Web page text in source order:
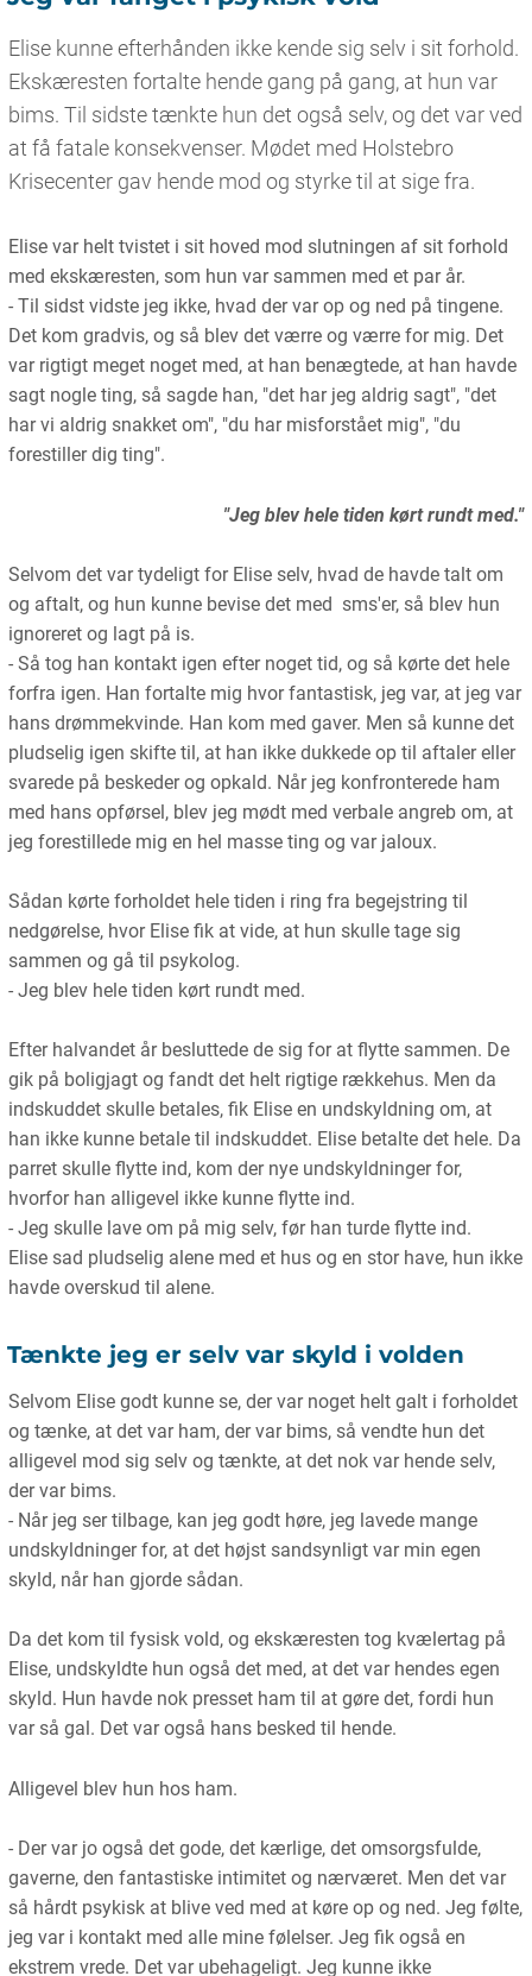
Elise kunne efterhånden ikke kende sig selv i sit forhold.
Ekskæresten fortalte hende gang på gang, at hun var
bims. Til sidste tænkte hun det også selv, og det var ved
at få fatale konsekvenser. Mødet med Holstebro
Krisecenter gav hende mod og styrke til at sige fra.
Elise var helt tvistet i sit hoved mod slutningen af sit forhold
med ekskæresten, som hun var sammen med et par år.
- Til sidst vidste jeg ikke, hvad der var op og ned på tingene.
Det kom gradvis, og så blev det værre og værre for mig. Det
var rigtigt meget noget med, at han benægtede, at han havde
sagt nogle ting, så sagde han, "det har jeg aldrig sagt", "det
har vi aldrig snakket om", "du har misforstået mig", "du
forestiller dig ting".
"Jeg blev hele tiden kørt rundt med."
Selvom det var tydeligt for Elise selv, hvad de havde talt om
og aftalt, og hun kunne bevise det med sms'er, så blev hun
ignoreret og lagt på is.
- Så tog han kontakt igen efter noget tid, og så kørte det hele
forfra igen. Han fortalte mig hvor fantastisk, jeg var, at jeg var
hans drømmekvinde. Han kom med gaver. Men så kunne det
pludselig igen skifte til, at han ikke dukkede op til aftaler eller
svarede på beskeder og opkald. Når jeg konfronterede ham
med hans opførsel, blev jeg mødt med verbale angreb om, at
jeg forestillede mig en hel masse ting og var jaloux.
Sådan kørte forholdet hele tiden i ring fra begejstring til
nedgørelse, hvor Elise fik at vide, at hun skulle tage sig
sammen og gå til psykolog.
- Jeg blev hele tiden kørt rundt med.
Efter halvandet år besluttede de sig for at flytte sammen. De
gik på boligjagt og fandt det helt rigtige rækkehus. Men da
indskuddet skulle betales, fik Elise en undskyldning om, at
han ikke kunne betale til indskuddet. Elise betalte det hele. Da
parret skulle flytte ind, kom der nye undskyldninger for,
hvorfor han alligevel ikke kunne flytte ind.
- Jeg skulle lave om på mig selv, før han turde flytte ind.
Elise sad pludselig alene med et hus og en stor have, hun ikke
havde overskud til alene.
Tænkte jeg er selv var skyld i volden
Selvom Elise godt kunne se, der var noget helt galt i forholdet
og tænke, at det var ham, der var bims, så vendte hun det
alligevel mod sig selv og tænkte, at det nok var hende selv,
der var bims.
- Når jeg ser tilbage, kan jeg godt høre, jeg lavede mange
undskyldninger for, at det højst sandsynligt var min egen
skyld, når han gjorde sådan.
Da det kom til fysisk vold, og ekskæresten tog kvælertag på
Elise, undskyldte hun også det med, at det var hendes egen
skyld. Hun havde nok presset ham til at gøre det, fordi hun
var så gal. Det var også hans besked til hende.
Alligevel blev hun hos ham.
- Der var jo også det gode, det kærlige, det omsorgsfulde,
gaverne, den fantastiske intimitet og nærværet. Men det var
så hårdt psykisk at blive ved med at køre op og ned. Jeg følte,
jeg var i kontakt med alle mine følelser. Jeg fik også en
ekstrem vrede. Det var ubehageligt. Jeg kunne ikke